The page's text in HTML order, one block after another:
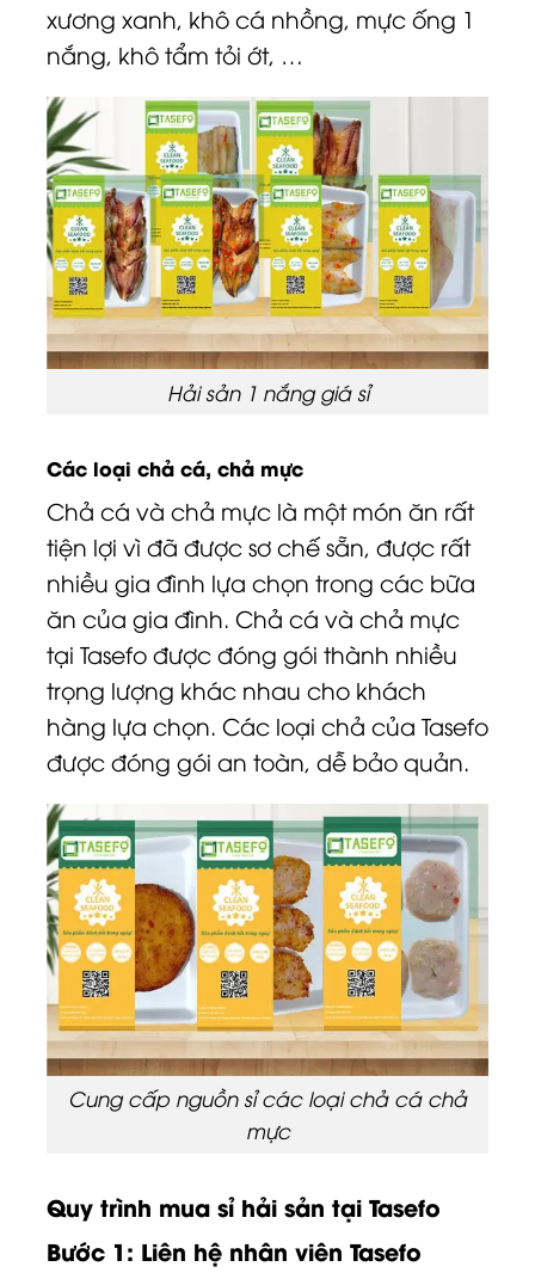
xương xanh, khô cá nhồng, mực ống 1
nắng, khô tẩm tỏi ớt, …
Hải sản 1 nắng giá sỉ
Các loại chả cá, chả mực
Chả cá và chả mực là một món ăn rất
tiện lợi vì đã được sơ chế sẵn, được rất
nhiều gia đình lựa chọn trong các bữa
ăn của gia đình. Chả cá và chả mực
tại Tasefo được đóng gói thành nhiều
trọng lượng khác nhau cho khách
hàng lựa chọn. Các loại chả của Tasefo
được đóng gói an toàn, dễ bảo quản.
Cung cấp nguồn sỉ các loại chả cá chả
mực
Quy trình mua sỉ hải sản tại Tasefo
Bước 1: Liên hệ nhân viên Tasefo